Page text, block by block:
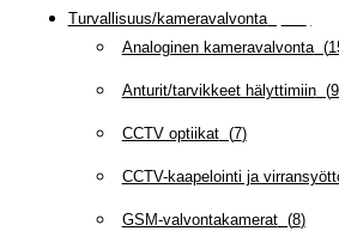
Turvallisuus/kameravalvonta(
Analoginen kameravalvonta(
Anturit/tarvikkeet hälyttimiin(
CCTV optiikat(7)
CCTV-kaapelointi ja
GSM-valvontakamerat(8)